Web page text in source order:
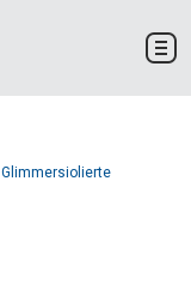
Glimmersiolierte